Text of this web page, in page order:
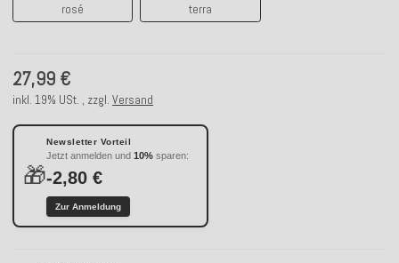
rosé terra
27,99 €
inkl. 19% USt. , zzgl. Versand
🎁
Newsletter Vorteil
Jetzt anmelden und 10% sparen:
-2,80 €
Zur Anmeldung